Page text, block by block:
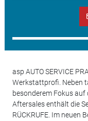
asp AUTO SERVICE
Werkstattprofi. Neben
besonderem Fokus
Aftersales enthält die
RÜCKRUFE. Im neuen